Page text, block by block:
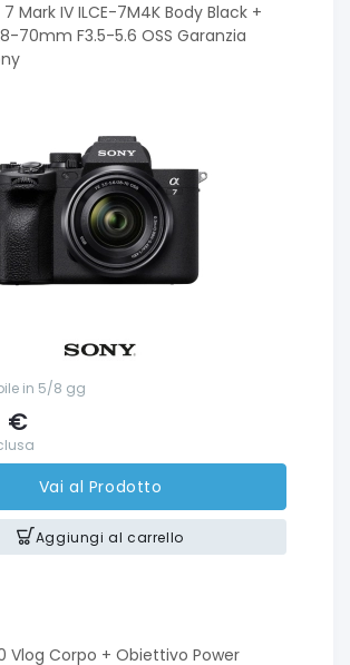
Mark IV ILCE-7M4K Body Black +
70mm F3.5-5.6 OSS Garanzia
in 5/8 gg
€
Vai al Prodotto
Aggiungi al carrello
Vlog Corpo + Obiettivo Power